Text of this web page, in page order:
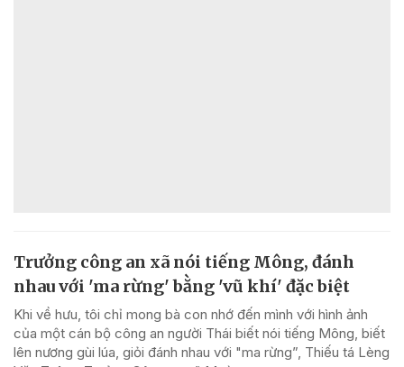
Trưởng công an xã nói tiếng Mông, đánh
nhau với 'ma rừng' bằng 'vũ khí' đặc biệt
Khi về hưu, tôi chỉ mong bà con nhớ đến mình với hình ảnh
của một cán bộ công an người Thái biết nói tiếng Mông, biết
lên nương gùi lúa, giỏi đánh nhau với "ma rừng”, Thiếu tá Lèng